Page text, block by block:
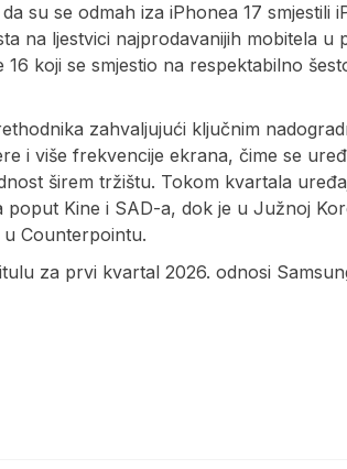
su se odmah iza iPhonea 17 smjestili
na ljestvici najprodavanijih mobitela u
koji se smjestio na respektabilno
zahvaljujući ključnim
i više frekvencije ekrana, čime se
širem tržištu. Tokom kvartala
Kine i SAD-a, dok je u Južnoj
u Counterpointu.
za prvi kvartal 2026. odnosi